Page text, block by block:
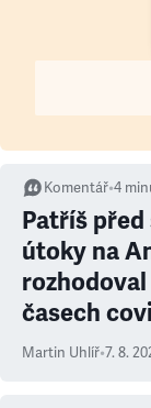
Komentář•4
Patříš
útoky na
časech
Martin Uhlíř•7. 8.